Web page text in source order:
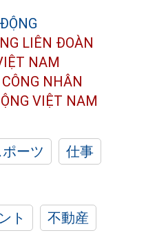
LIÊN ĐOÀN
NAM
NHÂN
VIỆT NAM
ーツ
仕事
ト
不動産